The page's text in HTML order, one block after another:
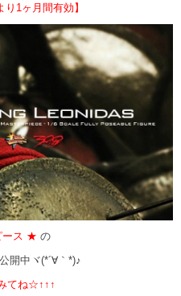
1ヶ月間有効】
ース ★ の
開中ヾ(*´∀｀*)♪
てね☆↑↑↑